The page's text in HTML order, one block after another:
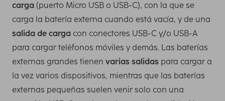
carga (puerto Micro USB o USB-C), con la que se
carga la batería externa cuando está vacía, y de una
salida de carga con conectores USB-C y/o USB-A
para cargar teléfonos móviles y demás. Las baterías
externas grandes tienen varias salidas para cargar a
la vez varios dispositivos, mientras que las baterías
externas pequeñas suelen venir solo con una